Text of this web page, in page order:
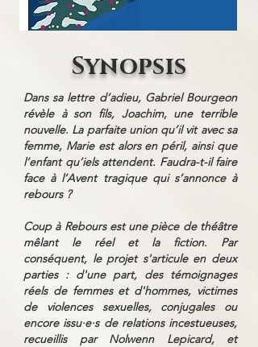
Synopsis
Dans sa lettre d’adieu, Gabriel Bourgeon
révèle à son fils, Joachim, une terrible
nouvelle. La parfaite union qu’il vit avec sa
femme, Marie est alors en péril, ainsi que
l’enfant qu’iels attendent. Faudra-t-il faire
face à l’Avent tragique qui s’annonce à
rebours ?
Coup à Rebours est une pièce de théâtre
mêlant le réel et la fiction. Par
conséquent, le projet s'articule en deux
parties : d'une part, des témoignages
réels de femmes et d'hommes, victimes
de violences sexuelles, conjugales ou
encore issu·e·s de relations incestueuses,
recueillis par Nolwenn Lepicard, et